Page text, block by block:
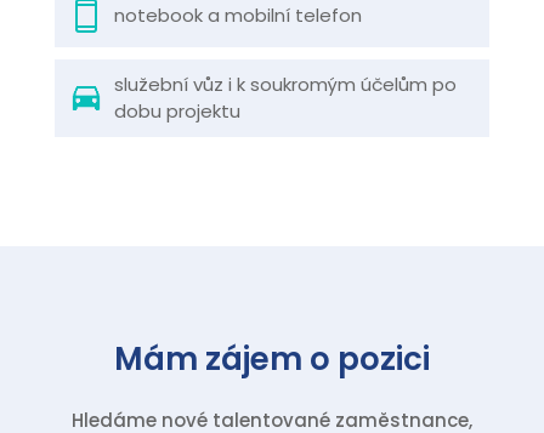
notebook a mobilní telefon
služební vůz i k soukromým účelům po
dobu projektu
Mám zájem o pozici
Hledáme nové talentované zaměstnance,